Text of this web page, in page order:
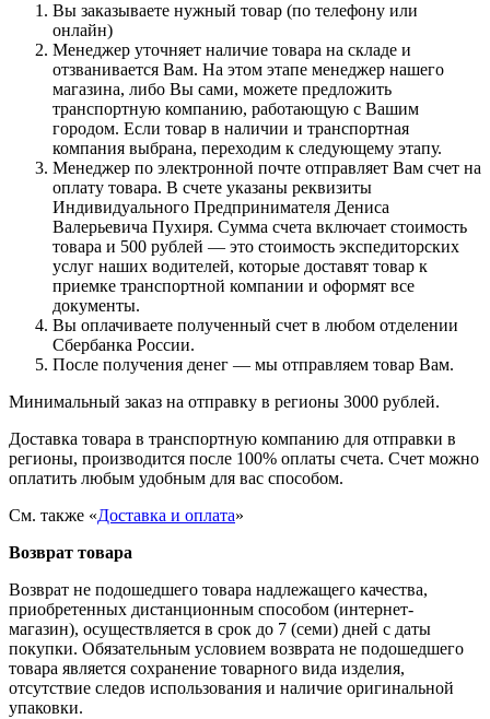
Вы заказываете нужный товар (по телефону или
онлайн)
Менеджер уточняет наличие товара на складе и
отзванивается Вам. На этом этапе менеджер нашего
магазина, либо Вы сами, можете предложить
транспортную компанию, работающую с Вашим
городом. Если товар в наличии и транспортная
компания выбрана, переходим к следующему этапу.
Менеджер по электронной почте отправляет Вам счет на
оплату товара. В счете указаны реквизиты
Индивидуального Предпринимателя Дениса
Валерьевича Пухиря. Сумма счета включает стоимость
товара и 500 рублей — это стоимость экспедиторских
услуг наших водителей, которые доставят товар к
приемке транспортной компании и оформят все
документы.
Вы оплачиваете полученный счет в любом отделении
Сбербанка России.
После получения денег — мы отправляем товар Вам.
Минимальный заказ на отправку в регионы 3000 рублей.
Доставка товара в транспортную компанию для отправки в
регионы, производится после 100% оплаты счета. Счет можно
оплатить любым удобным для вас способом.
См. также «Доставка и оплата»
Возврат товара
Возврат не подошедшего товара надлежащего качества,
приобретенных дистанционным способом (интернет-
магазин), осуществляется в срок до 7 (семи) дней с даты
покупки. Обязательным условием возврата не подошедшего
товара является сохранение товарного вида изделия,
отсутствие следов использования и наличие оригинальной
упаковки.